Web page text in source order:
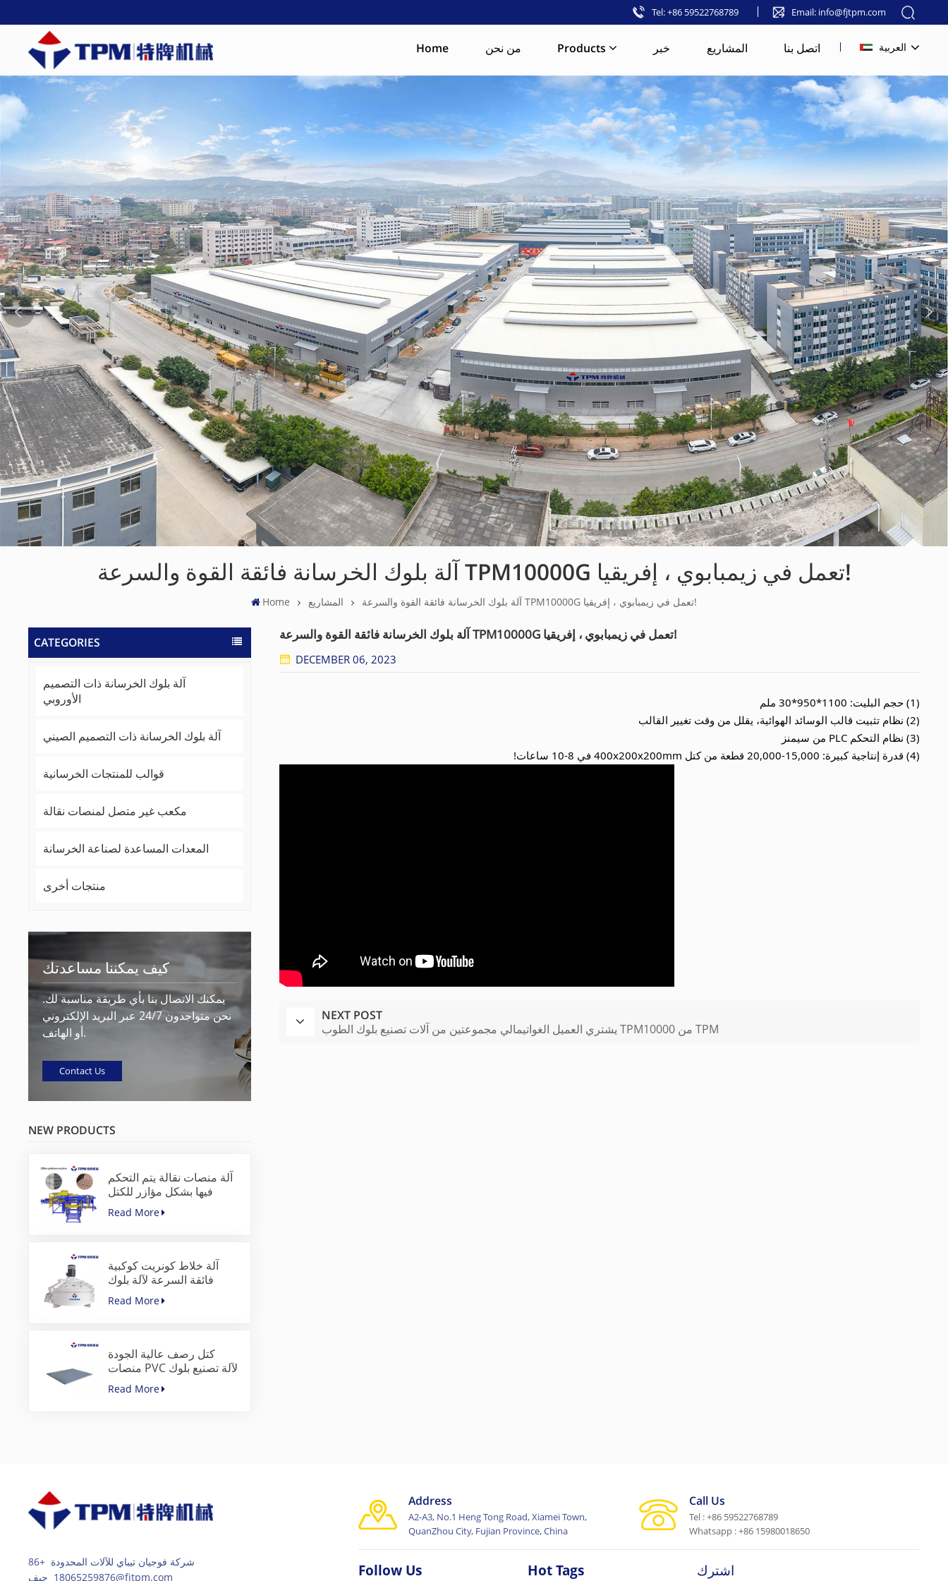
Tel: +86 59522768789 Email: info@fjtpm.com
Home من نحن Products خبر المشاريع اتصل بنا العربية
English
français
русский
español
العربية
آلة بلوك الخرسانة فائقة القوة والسرعة TPM10000G تعمل في زيمبابوي ، إفريقيا!
Home المشاريع آلة بلوك الخرسانة فائقة القوة والسرعة TPM10000G تعمل في زيمبابوي ، إفريقيا!
CATEGORIES
آلة بلوك الخرسانة ذات التصميم
الأوروبي
آلة بلوك الخرسانة ذات التصميم الصيني
قوالب للمنتجات الخرسانية
مكعب غير متصل لمنصات نقالة
المعدات المساعدة لصناعة الخرسانة
منتجات أخرى
كيف يمكننا مساعدتك
يمكنك الاتصال بنا بأي طريقة مناسبة لك.
نحن متواجدون 24/7 عبر البريد الإلكتروني
أو الهاتف.
Contact Us
NEW PRODUCTS
آلة منصات نقالة يتم التحكم
فيها بشكل مؤازر للكتل
الخرسانية
Read More
آلة خلاط كونريت كوكبية
فائقة السرعة لآلة بلوك
الرصف
Read More
كتل رصف عالية الجودة
منصات PVC لآلة تصنيع بلوك
الخرسانة
Read More
آلة بلوك الخرسانة فائقة القوة والسرعة TPM10000G تعمل في زيمبابوي ، إفريقيا!
DECEMBER 06, 2023
(1) حجم البليت: 1100*950*30 ملم
(2) نظام تثبيت قالب الوسائد الهوائية، يقلل من وقت تغيير القالب
(3) نظام التحكم PLC من سيمنز
(4) قدرة إنتاجية كبيرة: 15,000-20,000 قطعة من كتل 400x200x200mm في 8-10 ساعات!
NEXT POST
يشتري العميل الغواتيمالي مجموعتين من آلات تصنيع بلوك الطوب TPM10000 من TPM
شركة فوجيان تيباي للآلات المحدودة +86
18065259876 جيف@fjtpm.com
Address
A2-A3, No.1 Heng Tong Road, Xiamei Town,
QuanZhou City, Fujian Province, China
Call Us
Tel : +86 59522768789
Whatsapp : +86 15980018650
Follow Us Hot Tags اشترك